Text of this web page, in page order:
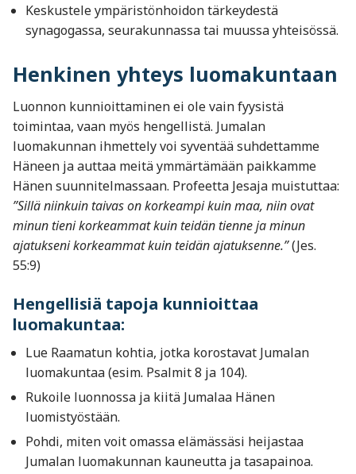
Keskustele ympäristönhoidon tärkeydestä
synagogassa, seurakunnassa tai muussa yhteisössä.
Henkinen yhteys luomakuntaan
Luonnon kunnioittaminen ei ole vain fyysistä
toimintaa, vaan myös hengellistä. Jumalan
luomakunnan ihmettely voi syventää suhdettamme
Häneen ja auttaa meitä ymmärtämään paikkamme
Hänen suunnitelmassaan. Profeetta Jesaja muistuttaa:
”Sillä niinkuin taivas on korkeampi kuin maa, niin ovat
minun tieni korkeammat kuin teidän tienne ja minun
ajatukseni korkeammat kuin teidän ajatuksenne.”(Jes.
55:9)
Hengellisiä tapoja kunnioittaa
luomakuntaa:
Lue Raamatun kohtia, jotka korostavat Jumalan
luomakuntaa (esim. Psalmit 8 ja 104).
Rukoile luonnossa ja kiitä Jumalaa Hänen
luomistyöstään.
Pohdi, miten voit omassa elämässäsi heijastaa
Jumalan luomakunnan kauneutta ja tasapainoa.